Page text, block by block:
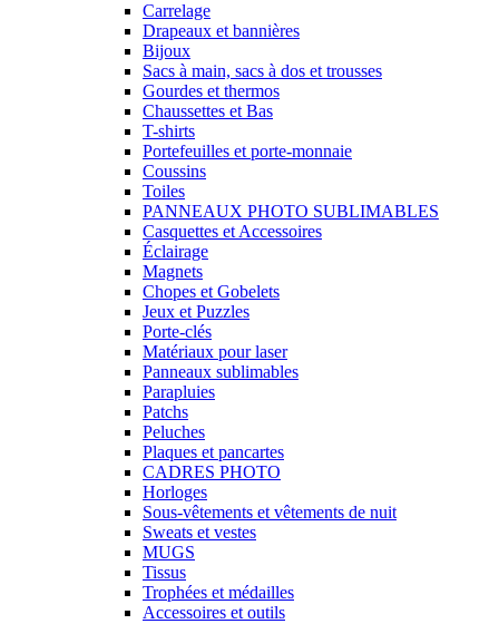
Carrelage
Drapeaux et bannières
Bijoux
Sacs à main, sacs à dos et trousses
Gourdes et thermos
Chaussettes et Bas
T-shirts
Portefeuilles et porte-monnaie
Coussins
Toiles
PANNEAUX PHOTO SUBLIMABLES
Casquettes et Accessoires
Éclairage
Magnets
Chopes et Gobelets
Jeux et Puzzles
Porte-clés
Matériaux pour laser
Panneaux sublimables
Parapluies
Patchs
Peluches
Plaques et pancartes
CADRES PHOTO
Horloges
Sous-vêtements et vêtements de nuit
Sweats et vestes
MUGS
Tissus
Trophées et médailles
Accessoires et outils